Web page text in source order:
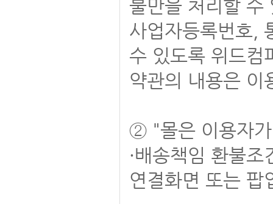
불만을 처리할 수
사업자등록번호,
수 있도록 위드컴
약관의 내용은 이
② "몰은 이용자가
·배송책임 환불
연결화면 또는 팝